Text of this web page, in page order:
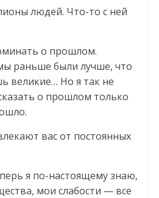
людей. Что-то с ней
о прошлом.
раньше были лучше, что
великие… Но я так не
о прошлом только
вас от постоянных
я по-настоящему знаю,
мои слабости — все